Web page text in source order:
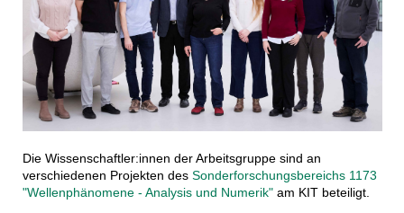
Die Wissenschaftler:innen der Arbeitsgruppe sind an
verschiedenen Projekten des Sonderforschungsbereichs 1173
"Wellenphänomene - Analysis und Numerik"am KIT beteiligt.